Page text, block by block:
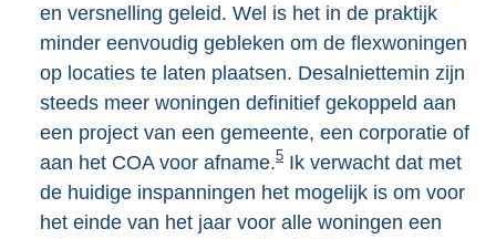
en versnelling geleid. Wel is het in de praktijk
minder eenvoudig gebleken om de flexwoningen
op locaties te laten plaatsen. Desalniettemin zijn
steeds meer woningen definitief gekoppeld aan
een project van een gemeente, een corporatie of
aan het COA voor afname.5 Ik verwacht dat met
de huidige inspanningen het mogelijk is om voor
het einde van het jaar voor alle woningen een